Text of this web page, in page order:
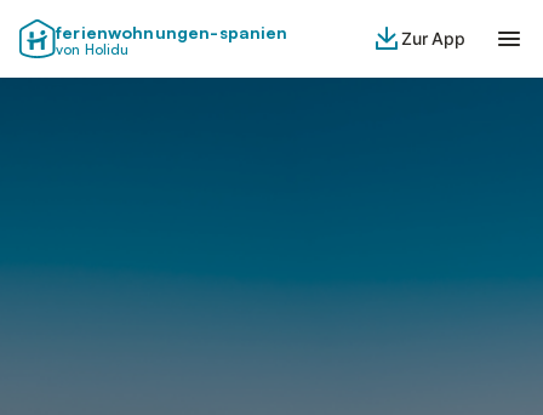
ferienwohnungen-spanien
von Holidu
Zur App